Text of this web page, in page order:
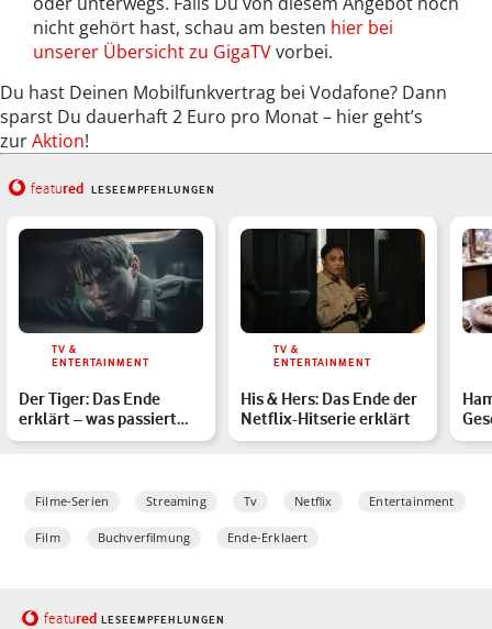
nicht gehört hast, schau am besten hier bei
unserer Übersicht zu GigaTVvorbei.
Du hast Deinen Mobilfunkvertrag bei Vodafone? Dann
sparst Du dauerhaft 2 Euro pro Monat – hier geht’s
zurAktion!
featured LESEEMPFEHLUNGEN
TV &
ENTERTAINMENT
Der Tiger: Das Ende
erklärt – was passiert
mit den Soldaten?
TV &
ENTERTAINMENT
His & Hers: Das Ende der
Netflix-Hitserie erklärt
Filme-Serien Streaming Tv Netflix Entertainment
Film Buchverfilmung Ende-Erklaert
featured LESEEMPFEHLUNGEN